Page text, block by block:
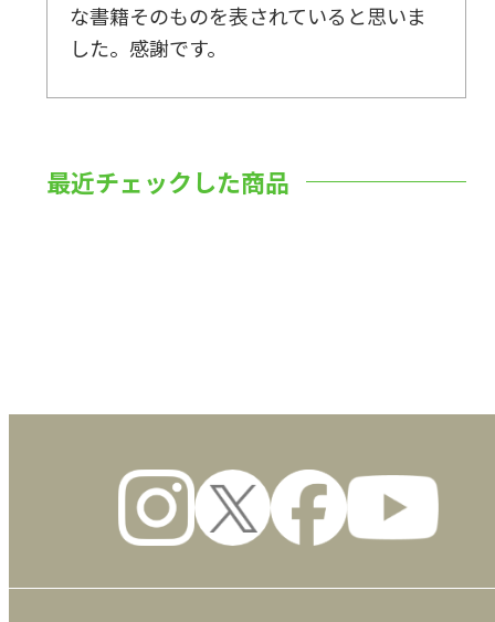
な書籍そのものを表されていると思いま
した。感謝です。
最近チェックした商品